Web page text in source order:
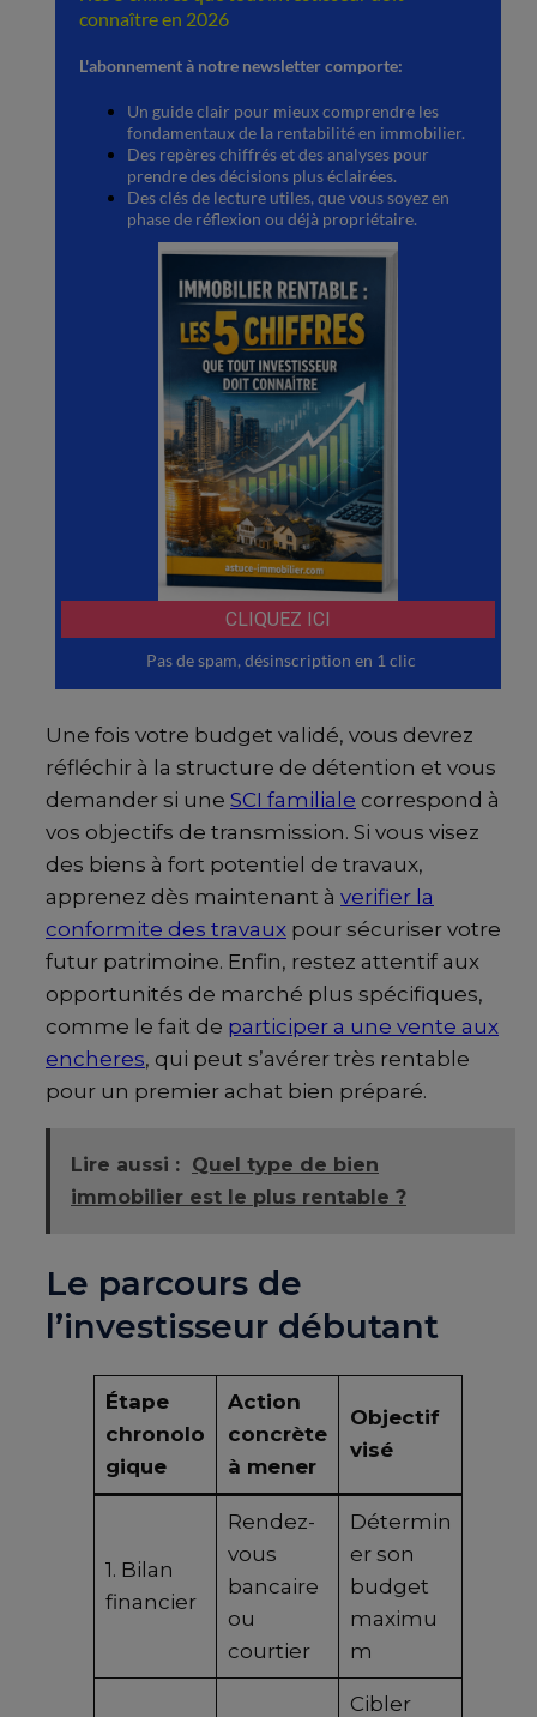
Une fois votre budget validé, vous devrez
réfléchir à la structure de détention et vous
demander si une SCI familiale correspond à
vos objectifs de transmission. Si vous visez
des biens à fort potentiel de travaux,
apprenez dès maintenant à verifier la
conformite des travaux pour sécuriser votre
futur patrimoine. Enfin, restez attentif aux
opportunités de marché plus spécifiques,
comme le fait de participer a une vente aux
encheres, qui peut s’avérer très rentable
pour un premier achat bien préparé.
Lire aussi : Quel type de bien
immobilier est le plus rentable ?
Le parcours de
l’investisseur débutant
Étape
chronolo
gique
Action
concrète
à mener
Objectif
visé
1. Bilan
financier
Rendez-
vous
bancaire
ou
courtier
Détermin
er son
budget
maximu
m
Cibler